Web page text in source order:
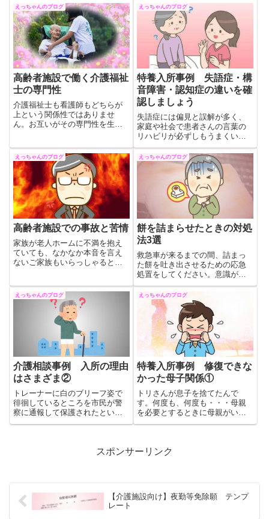
えっちゃんのブログ
高齢者施設で働く介護福祉
士の専門性
介護福祉士も看護師もどちらが
上という関係性ではありませ
ん。お互いがその専門性を生か
には、介護福祉士も看護師もお
互いの専門性を尊重しつつ、常
に向上心を持って学び続けなけ
ればなりません。
えっちゃんのブログ
特養入所事例 失語症・構
音障害・認知症の違いを確
認しましょう
失語症には偏見と誤解が多く、
家庭や社会で患者さんの言葉の
リハビリが必ずしもうまくいっ
ているとはいえません。このブ
ログが、患者さんや家族、周囲
の方だけでなく、広く社会に、
脳卒中による言語障害について
の理解が深まるきっかけになる
のを願っています。
えっちゃんのブログ
高齢者施設での事故と苦情
家族が老人ホームに不満を抱え
ていても、なかなか本音を言え
ないご家族もいらっしゃると思
ことも大切です。家族の思いを
しっかり伝え、入居者も家族も
安心して納得出来るようにして
いくと良いと思います。
えっちゃんのブログ
餅を詰まらせたときの対処
法3選
救急車が来るまでの間、詰まっ
た餅を吐き出させるための応急
処置をしてください。意識があ
る場合この3つの方法をお試しく
ださい。餅での窒息死は決して
他人事ではありません。誰でも
なる可能性があります。注意し
て餅を召し上がり楽しいお正月
をお過ごしください。
えっちゃんのブログ
介護相談事例 入所の理由
はさまざま②
トレーナーに白のブリーフ姿で
徘徊しているところを市民が警
察に通報して保護されたとい
まい。後に身元が判明したが、
施設での生活がスタートした。
えっちゃんのブログ
特養入所事例 修復できな
かった母子関係①
トリさんが息子を捨てたんで
す。何度も、何度も・・・母親
を必要とするときに母親がいな
す。ところが主人が高校生にな
スポンサーリンク
【介護施設向け】夜勤等免除願 テンプ
レート